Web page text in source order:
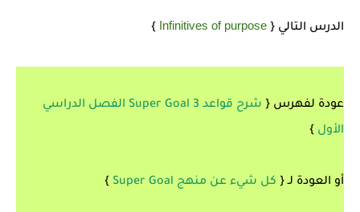
الدرس التالي { Infinitives of purpose
}
عودة لفهرس {
شرح قواعد 3 Super Goal الفصل الدراسي
الأول }
أو العودة لـ { كل شيء عن منهج Super Goal }